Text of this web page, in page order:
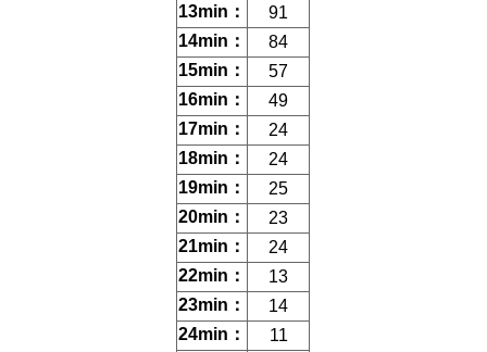
13min：
91
14min：
84
15min：
57
16min：
49
17min：
24
18min：
24
19min：
25
20min：
23
21min：
24
22min：
13
23min：
14
24min：
11